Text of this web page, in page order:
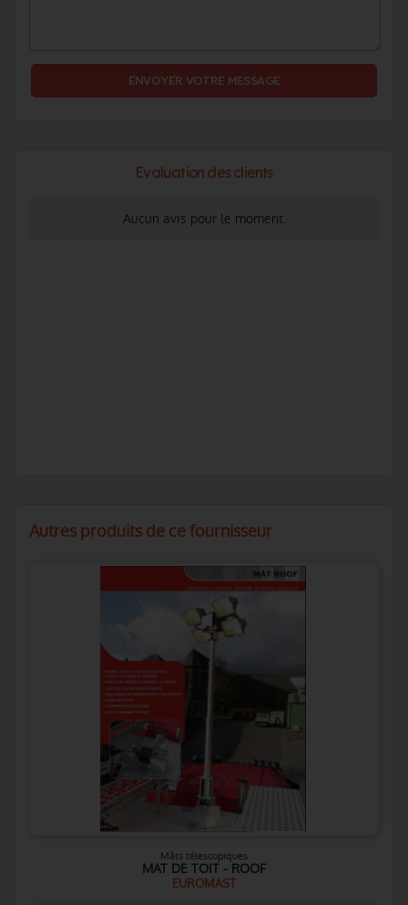
Evaluation des clients
Aucun avis pour le moment.
Autres produits de ce fournisseur
Mâts télescopiques
MAT DE TOIT - ROOF
EUROMAST